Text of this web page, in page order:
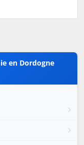
en Dordogne